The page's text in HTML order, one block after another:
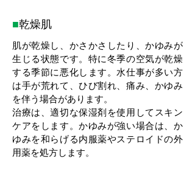
■乾燥肌
肌が乾燥し、かさかさしたり、かゆみが
生じる状態です。特に冬季の空気が乾燥
する季節に悪化します。水仕事が多い方
は手が荒れて、ひび割れ、痛み、かゆみ
を伴う場合があります。
治療は、適切な保湿剤を使用してスキン
ケアをします。かゆみが強い場合は、か
ゆみを和らげる内服薬やステロイドの外
用薬を処方します。